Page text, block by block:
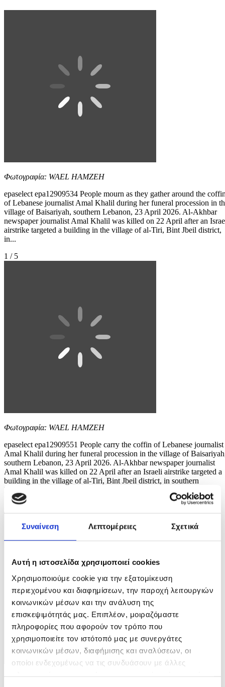
Συναίνεση Λεπτομέρειες Σχετικά
Αυτή η ιστοσελίδα χρησιμοποιεί cookies
Χρησιμοποιούμε cookie για την εξατομίκευση
περιεχομένου και διαφημίσεων, την παροχή λειτουργιών
κοινωνικών μέσων και την ανάλυση της
επισκεψιμότητάς μας. Επιπλέον, μοιραζόμαστε
πληροφορίες που αφορούν τον τρόπο που
χρησιμοποιείτε τον ιστότοπό μας με συνεργάτες
κοινωνικών μέσων, διαφήμισης και αναλύσεων, οι
οποίοι ενδεχομένως να τις συνδυάσουν με άλλες
Φωτογραφία: WAEL HAMZEH
epaselect epa12909534 People mourn as they gather around the
of Lebanese journalist Amal Khalil during her funeral procession in
village of Baisariyah, southern Lebanon, 23 April 2026. Al-Akhbar
newspaper journalist Amal Khalil was killed on 22 April after an
airstrike targeted a building in the village of al-Tiri, Bint Jbeil district,
in...
1 / 5
Φωτογραφία: WAEL HAMZEH
epaselect epa12909551 People carry the coffin of Lebanese journalist
Amal Khalil during her funeral procession in the village of
southern Lebanon, 23 April 2026. Al-Akhbar newspaper journalist
Amal Khalil was killed on 22 April after an Israeli airstrike targeted a
building in the village of al-Tiri, Bint Jbeil district, in southern
Lebanon. ...
2 / 5
Φωτογραφία: WAEL HAMZEH